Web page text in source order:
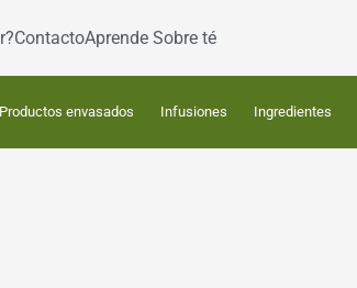
ContactoAprende Sobre té
Productos envasados Infusiones Ingredientes